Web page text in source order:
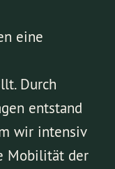
eine
Durch
entstand
wir intensiv
Mobilität der